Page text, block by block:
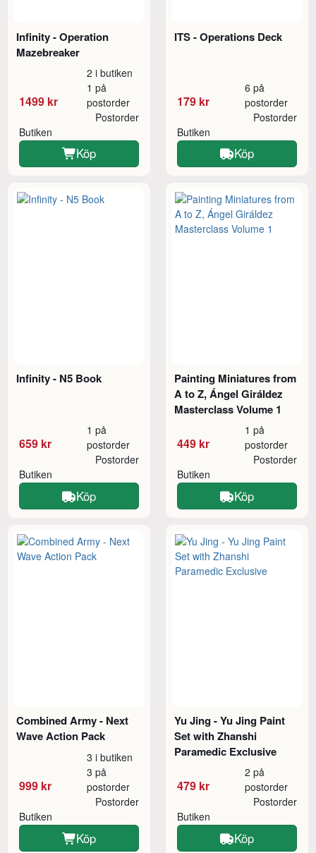
Infinity - Operation
Mazebreaker
1499 kr
2 i butiken
1 på
postorder
Butiken
Postorder
Köp
ITS - Operations Deck
179 kr
6 på
postorder
Butiken
Postorder
Köp
Infinity - N5 Book
659 kr
1 på
postorder
Butiken
Postorder
Köp
Painting Miniatures from
A to Z, Ángel Giráldez
Masterclass Volume 1
449 kr
1 på
postorder
Butiken
Postorder
Köp
Combined Army - Next
Wave Action Pack
999 kr
3 i butiken
3 på
postorder
Butiken
Postorder
Köp
Yu Jing - Yu Jing Paint
Set with Zhanshi
Paramedic Exclusive
479 kr
2 på
postorder
Butiken
Postorder
Köp